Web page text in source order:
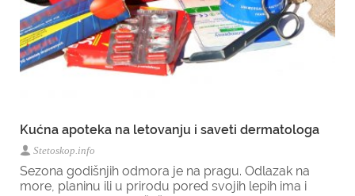
Kućna apoteka na letovanju i saveti dermatologa
Stetoskop.info
Sezona godišnjih odmora je na pragu. Odlazak na
more, planinu ili u prirodu pored svojih lepih ima i